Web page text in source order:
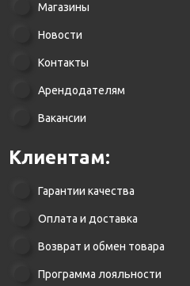
Магазины
Новости
Контакты
Арендодателям
Вакансии
Клиентам:
Гарантии качества
Оплата и доставка
Возврат и обмен товара
Программа лояльности